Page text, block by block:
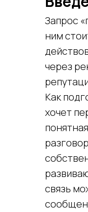
Запрос
ним
через
Как
хочет
связь